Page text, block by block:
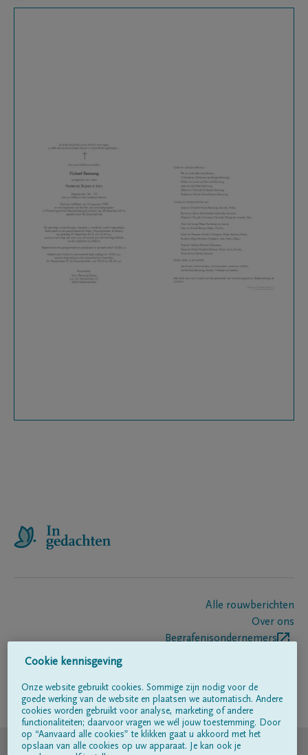
Alle rouwberichten
Over ons
Begrafenisondernemers
Volg ons op
© DELA
Cookie kennisgeving
Onze website gebruikt cookies. Sommige zijn nodig voor de
goede werking van de website en plaatsen we automatisch. Andere
cookies worden gebruikt voor analyse, marketing of andere
functionaliteiten; daarvoor vragen we wél jouw toestemming. Door
op “Aanvaard alle cookies” te klikken gaat u akkoord met het
opslaan van alle cookies op uw apparaat. Je kan ook je